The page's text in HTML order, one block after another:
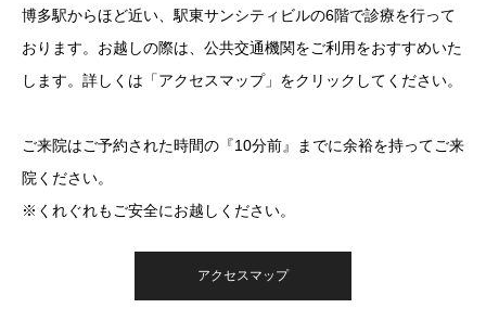
博多駅からほど近い、駅東サンシティビルの6階で診療を行って
おります。お越しの際は、公共交通機関をご利用をおすすめいた
します。詳しくは「アクセスマップ」をクリックしてください。
ご来院はご予約された時間の『10分前』までに余裕を持ってご来
院ください。
※くれぐれもご安全にお越しください。
アクセスマップ